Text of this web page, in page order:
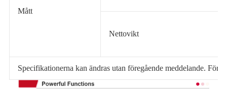
Mått
Nettovikt
Specifikationerna kan ändras utan föregående meddelande. För